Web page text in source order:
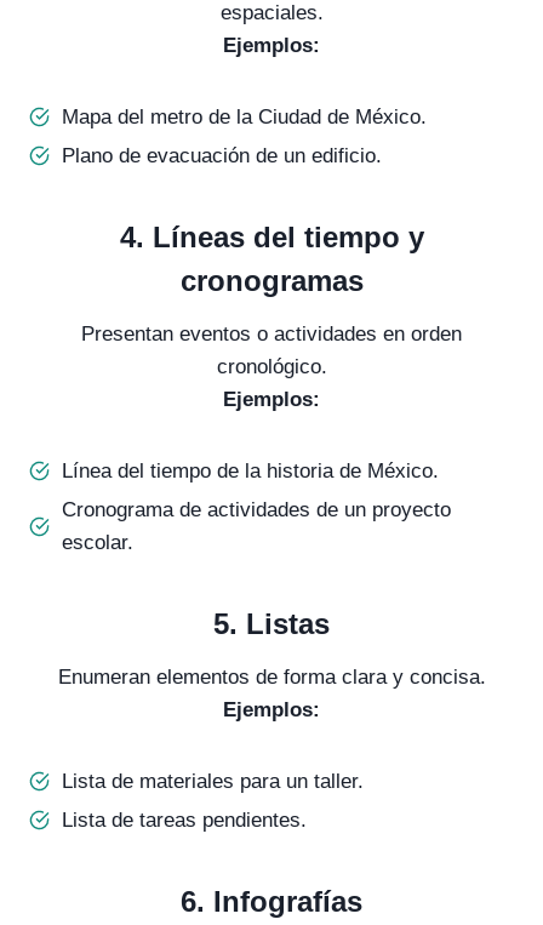
espaciales.
Ejemplos:
Mapa del metro de la Ciudad de México.
Plano de evacuación de un edificio.
4. Líneas del tiempo y
cronogramas
Presentan eventos o actividades en orden
cronológico.
Ejemplos:
Línea del tiempo de la historia de México.
Cronograma de actividades de un proyecto
escolar.
5. Listas
Enumeran elementos de forma clara y concisa.
Ejemplos:
Lista de materiales para un taller.
Lista de tareas pendientes.
6. Infografías